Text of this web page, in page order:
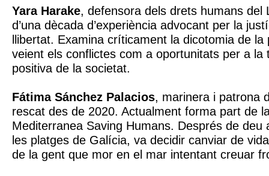
Yara Harake, defensora dels drets humans del
d’una dècada d’experiència advocant per la
llibertat. Examina críticament la dicotomia de
veient els conflictes com a oportunitats per a la
positiva de la societat.
Fátima Sánchez Palacios, marinera i patrona
rescat des de 2020. Actualment forma part de
Mediterranea Saving Humans. Després de deu
les platges de Galícia, va decidir canviar de
de la gent que mor en el mar intentant creuar